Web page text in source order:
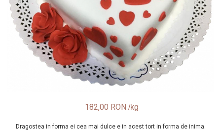
182,00 RON
Dragostea in forma ei cea mai dulce e in acest tort in forma de inima.